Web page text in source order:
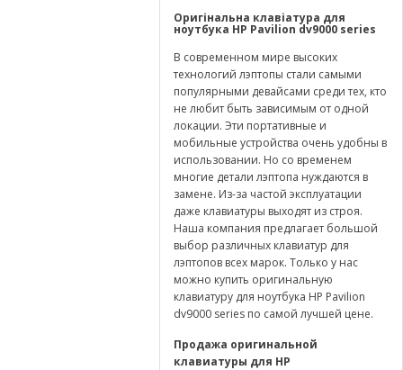
Оригінальна клавіатура для
ноутбука HP Pavilion dv9000 series
В современном мире высоких
технологий лэптопы стали самыми
популярными девайсами среди тех, кто
не любит быть зависимым от одной
локации. Эти портативные и
мобильные устройства очень удобны в
использовании. Но со временем
многие детали лэптопа нуждаются в
замене. Из-за частой эксплуатации
даже клавиатуры выходят из строя.
Наша компания предлагает большой
выбор различных клавиатур для
лэптопов всех марок. Только у нас
можно купить оригинальную
клавиатуру для ноутбука HP Pavilion
dv9000 series по самой лучшей цене.
Продажа оригинальной
клавиатуры для HP